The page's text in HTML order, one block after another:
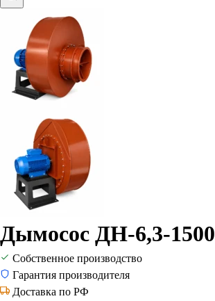
Дымосос ДН-6,3-1500
Собственное производство
Гарантия производителя
Доставка по РФ